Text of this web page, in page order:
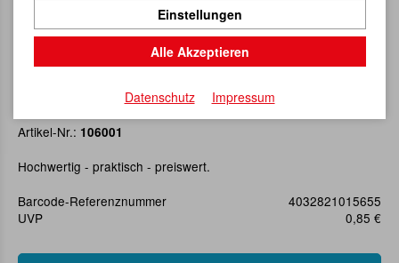
Jutesäckchen 9 x 5,5 cm
Artikel-Nr.: 106001
Hochwertig - praktisch - preiswert.
Barcode-Referenznummer
4032821015655
UVP
0,85 €
Einstellungen
Alle Akzeptieren
Datenschutz Impressum